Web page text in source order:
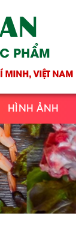
HÌNH ẢNH